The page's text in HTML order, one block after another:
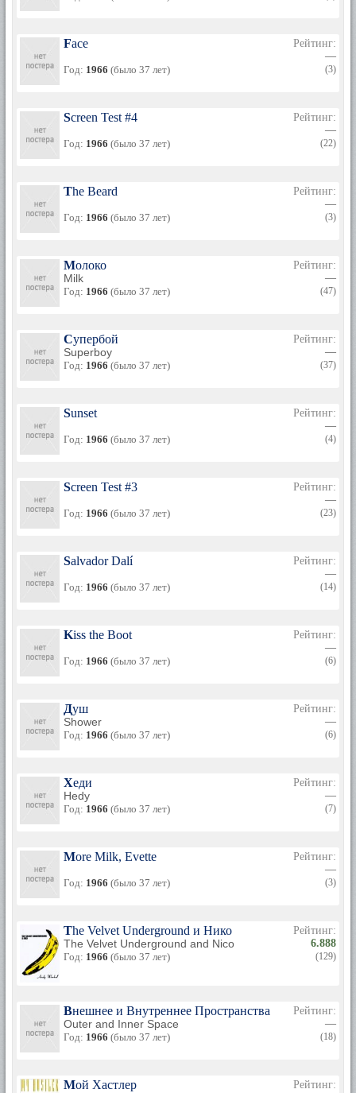
транслировались на Нью-Йоркском кабельном
телевидении и на MTV. Уорхол подготовил музыкальное
видео для нескольких рок-групп, таких как «The Cars».
Энди Уорхол также подписал договора с несколькими
многочисленных рекламах в прессе и на телевидении.
Энди Уорхол был плодовитым художником, создававшим
многочисленные произведения искусства на всем
Милане, и большая выставка фотографий, показанная в
Нью-Йорке. Обе выставки были открыты в январе 1987
года, за месяц до смерти Уорхола.
Face
Год: 1966 (было 37 лет)
Рейтинг:
—
(3)
Screen Test #4
Год: 1966 (было 37 лет)
Рейтинг:
—
(22)
The Beard
Год: 1966 (было 37 лет)
Рейтинг:
—
(3)
Молоко
Milk
Год: 1966 (было 37 лет)
Рейтинг:
—
(47)
Супербой
Superboy
Год: 1966 (было 37 лет)
Рейтинг:
—
(37)
Sunset
Год: 1966 (было 37 лет)
Рейтинг:
—
(4)
Screen Test #3
Год: 1966 (было 37 лет)
Рейтинг:
—
(23)
Salvador Dalí
Год: 1966 (было 37 лет)
Рейтинг:
—
(14)
Kiss the Boot
Год: 1966 (было 37 лет)
Рейтинг:
—
(6)
Душ
Shower
Год: 1966 (было 37 лет)
Рейтинг:
—
(6)
Хеди
Hedy
Год: 1966 (было 37 лет)
Рейтинг:
—
(7)
More Milk, Evette
Год: 1966 (было 37 лет)
Рейтинг:
—
(3)
The Velvet Underground и Нико
The Velvet Underground and Nico
Год: 1966 (было 37 лет)
Рейтинг:
6.888
(129)
Внешнее и Внутреннее Пространства
Outer and Inner Space
Год: 1966 (было 37 лет)
Рейтинг:
—
(18)
Мой Хастлер
Рейтинг: